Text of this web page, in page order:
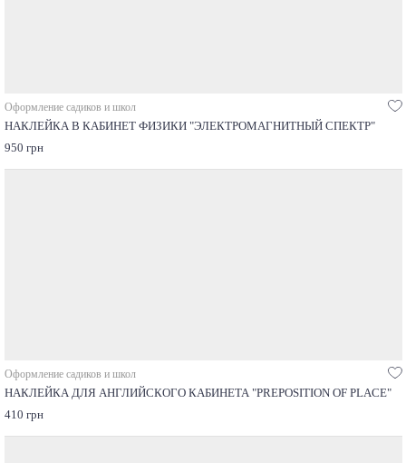
Оформление садиков и школ
НАКЛЕЙКА В КАБИНЕТ ФИЗИКИ "ЭЛЕКТРОМАГНИТНЫЙ СПЕКТР"
950 грн
Оформление садиков и школ
НАКЛЕЙКА ДЛЯ АНГЛИЙСКОГО КАБИНЕТА "PREPOSITION OF PLACE"
410 грн